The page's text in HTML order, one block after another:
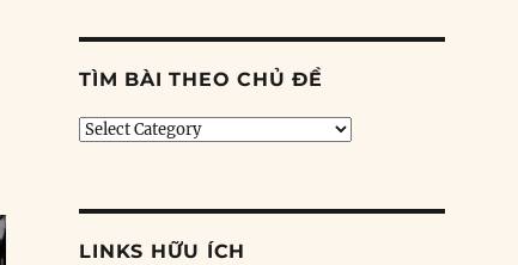
TÌM BÀI THEO CHỦ ĐỀ
Tìm
chủ
LINKS HỮU ÍCH